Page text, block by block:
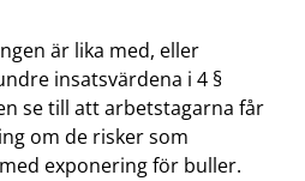
är lika med, eller
insatsvärdena i 4 §
se till att arbetstagarna får
om de risker som
exponering för buller.